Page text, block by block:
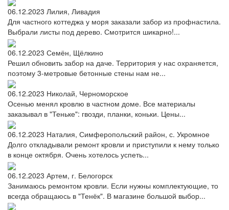
06.12.2023 Лилия, Ливадия
Для частного коттеджа у моря заказали забор из профнастила.
Выбрали листы под дерево. Смотрится шикарно!...
06.12.2023 Семён, Щёлкино
Решил обновить забор на даче. Территория у нас охраняется,
поэтому 3-метровые бетонные стены нам не...
06.12.2023 Николай, Черноморское
Осенью менял кровлю в частном доме. Все материалы
заказывал в "Теньке": гвозди, планки, коньки. Цены...
06.12.2023 Наталия, Симферопольский район, с. Укромное
Долго откладывали ремонт кровли и приступили к нему только
в конце октября. Очень хотелось успеть...
06.12.2023 Артем, г. Белогорск
Занимаюсь ремонтом кровли. Если нужны комплектующие, то
всегда обращаюсь в "Тенёк". В магазине большой выбор...